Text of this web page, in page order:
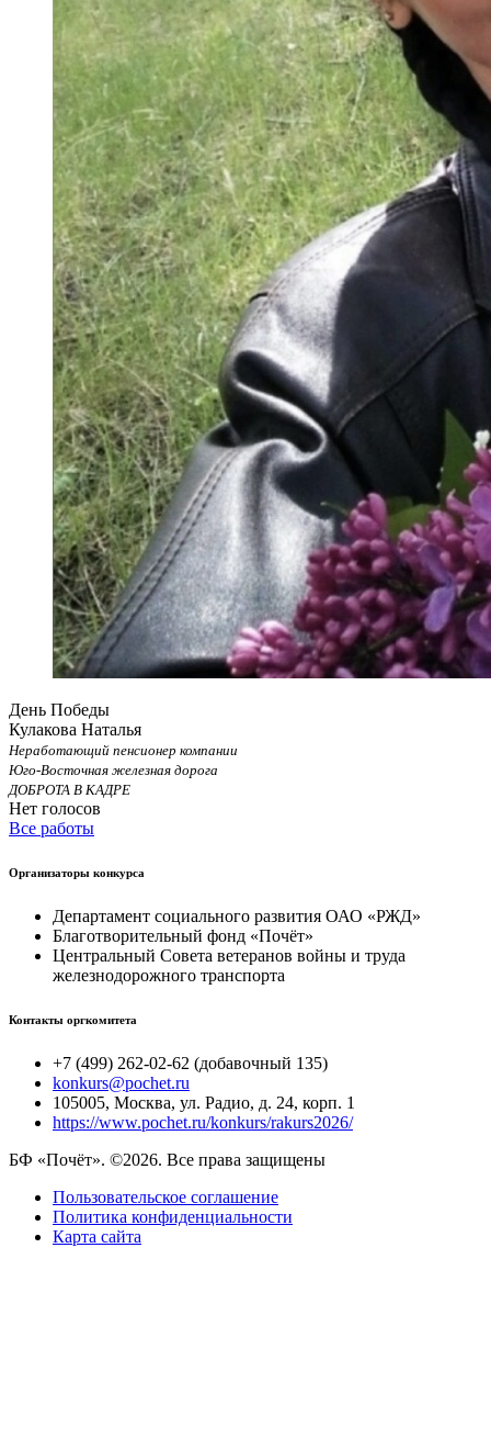
День Победы
Кулакова Наталья
Неработающий пенсионер компании
Юго-Восточная железная дорога
ДОБРОТА В КАДРЕ
Нет голосов
Все работы
Организаторы конкурса
Департамент социального развития ОАО «РЖД»
Благотворительный фонд «Почёт»
Центральный Совета ветеранов войны и труда
железнодорожного транспорта
Контакты оргкомитета
+7 (499) 262-02-62 (добавочный 135)
konkurs@pochet.ru
105005, Москва, ул. Радио, д. 24, корп. 1
https://www.pochet.ru/konkurs/rakurs2026/
БФ «Почёт». ©2026. Все права защищены
Пользовательское соглашение
Политика конфиденциальности
Карта сайта